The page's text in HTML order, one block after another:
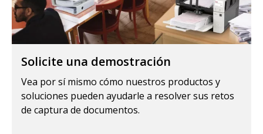
Solicite una demostración
Vea por sí mismo cómo nuestros productos y
soluciones pueden ayudarle a resolver sus retos
de captura de documentos.